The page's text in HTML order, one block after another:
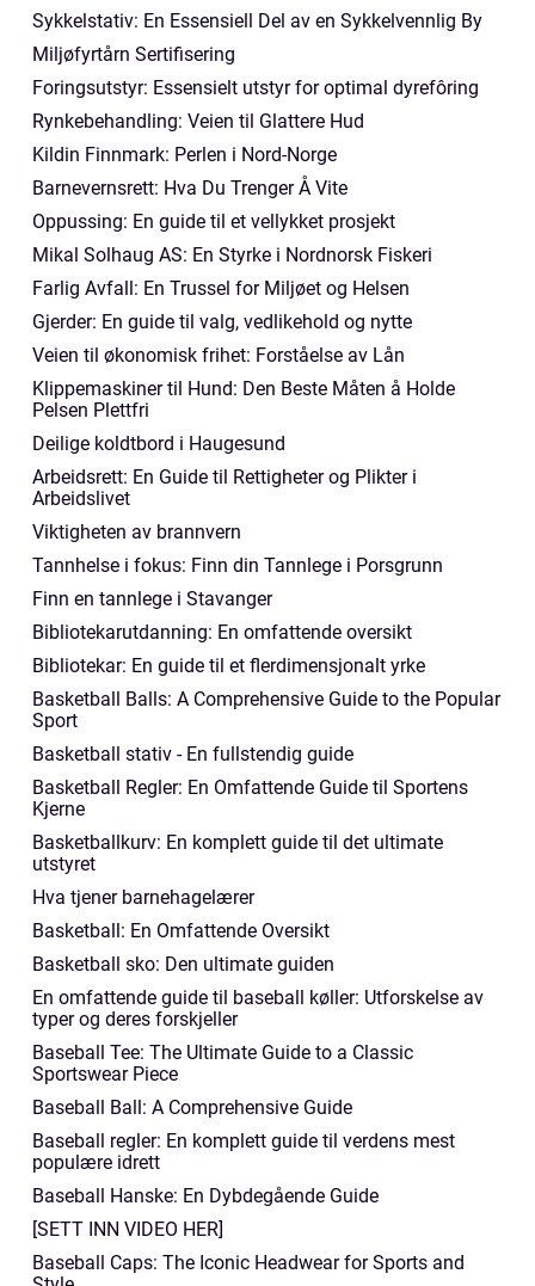
Sykkelstativ: En Essensiell Del av en Sykkelvennlig By
Miljøfyrtårn Sertifisering
Foringsutstyr: Essensielt utstyr for optimal dyrefôring
Rynkebehandling: Veien til Glattere Hud
Kildin Finnmark: Perlen i Nord-Norge
Barnevernsrett: Hva Du Trenger Å Vite
Oppussing: En guide til et vellykket prosjekt
Mikal Solhaug AS: En Styrke i Nordnorsk Fiskeri
Farlig Avfall: En Trussel for Miljøet og Helsen
Gjerder: En guide til valg, vedlikehold og nytte
Veien til økonomisk frihet: Forståelse av Lån
Klippemaskiner til Hund: Den Beste Måten å Holde
Pelsen Plettfri
Deilige koldtbord i Haugesund
Arbeidsrett: En Guide til Rettigheter og Plikter i
Arbeidslivet
Viktigheten av brannvern
Tannhelse i fokus: Finn din Tannlege i Porsgrunn
Finn en tannlege i Stavanger
Bibliotekarutdanning: En omfattende oversikt
Bibliotekar: En guide til et flerdimensjonalt yrke
Basketball Balls: A Comprehensive Guide to the Popular
Sport
Basketball stativ - En fullstendig guide
Basketball Regler: En Omfattende Guide til Sportens
Kjerne
Basketballkurv: En komplett guide til det ultimate
utstyret
Hva tjener barnehagelærer
Basketball: En Omfattende Oversikt
Basketball sko: Den ultimate guiden
En omfattende guide til baseball køller: Utforskelse av
typer og deres forskjeller
Baseball Tee: The Ultimate Guide to a Classic
Sportswear Piece
Baseball Ball: A Comprehensive Guide
Baseball regler: En komplett guide til verdens mest
populære idrett
Baseball Hanske: En Dybdegående Guide
[SETT INN VIDEO HER]
Baseball Caps: The Iconic Headwear for Sports and